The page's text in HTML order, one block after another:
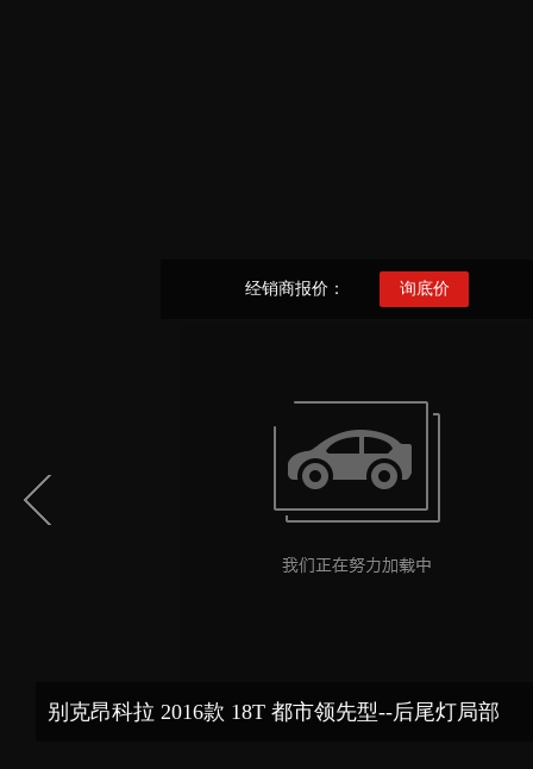
经销商报价： 询底价
别克昂科拉 2016款 18T 都市领先型--后尾灯局部